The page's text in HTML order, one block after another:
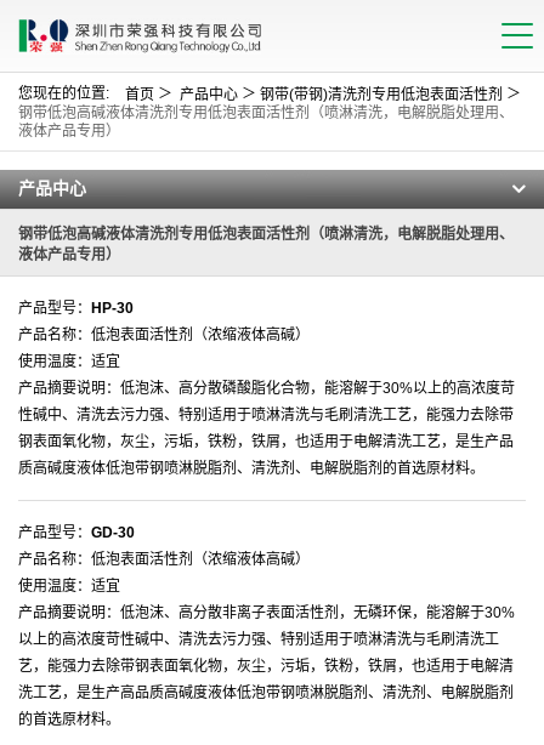
您现在的位置: 首页 ＞ 产品中心 ＞ 钢带(带钢)清洗剂专用低泡表面活性剂 ＞
钢带低泡高碱液体清洗剂专用低泡表面活性剂（喷淋清洗，电解脱脂处理用、
液体产品专用）
产品中心
钢带低泡高碱液体清洗剂专用低泡表面活性剂（喷淋清洗，电解脱脂处理用、
液体产品专用）
产品型号：
HP-30
产品名称：低泡表面活性剂（浓缩液体高碱）
使用温度：适宜
产品摘要说明：低泡沫、高分散磷酸脂化合物，能溶解于30%以上的高浓度苛
性碱中、清洗去污力强、特别适用于喷淋清洗与毛刷清洗工艺，能强力去除带
钢表面氧化物，灰尘，污垢，铁粉，铁屑，也适用于电解清洗工艺，是生产品
质高碱度液体低泡带钢喷淋脱脂剂、清洗剂、电解脱脂剂的首选原材料。
产品型号： GD-30
产品名称：低泡表面活性剂（浓缩液体高碱）
使用温度：适宜
产品摘要说明：低泡沫、高分散非离子表面活性剂，无磷环保，能溶解于30%
以上的高浓度苛性碱中、清洗去污力强、特别适用于喷淋清洗与毛刷清洗工
艺，能强力去除带钢表面氧化物，灰尘，污垢，铁粉，铁屑，也适用于电解清
洗工艺，是生产高品质高碱度液体低泡带钢喷淋脱脂剂、清洗剂、电解脱脂剂
的首选原材料。